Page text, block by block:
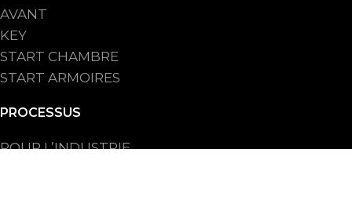
AVANT
KEY
START CHAMBRE
START ARMOIRES
PROCESSUS
POUR L’INDUSTRIE